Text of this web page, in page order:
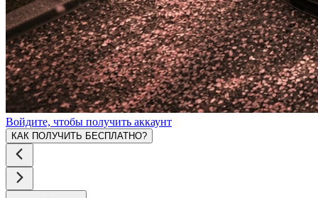
Войдите, чтобы получить аккаунт
КАК ПОЛУЧИТЬ БЕСПЛАТНО?